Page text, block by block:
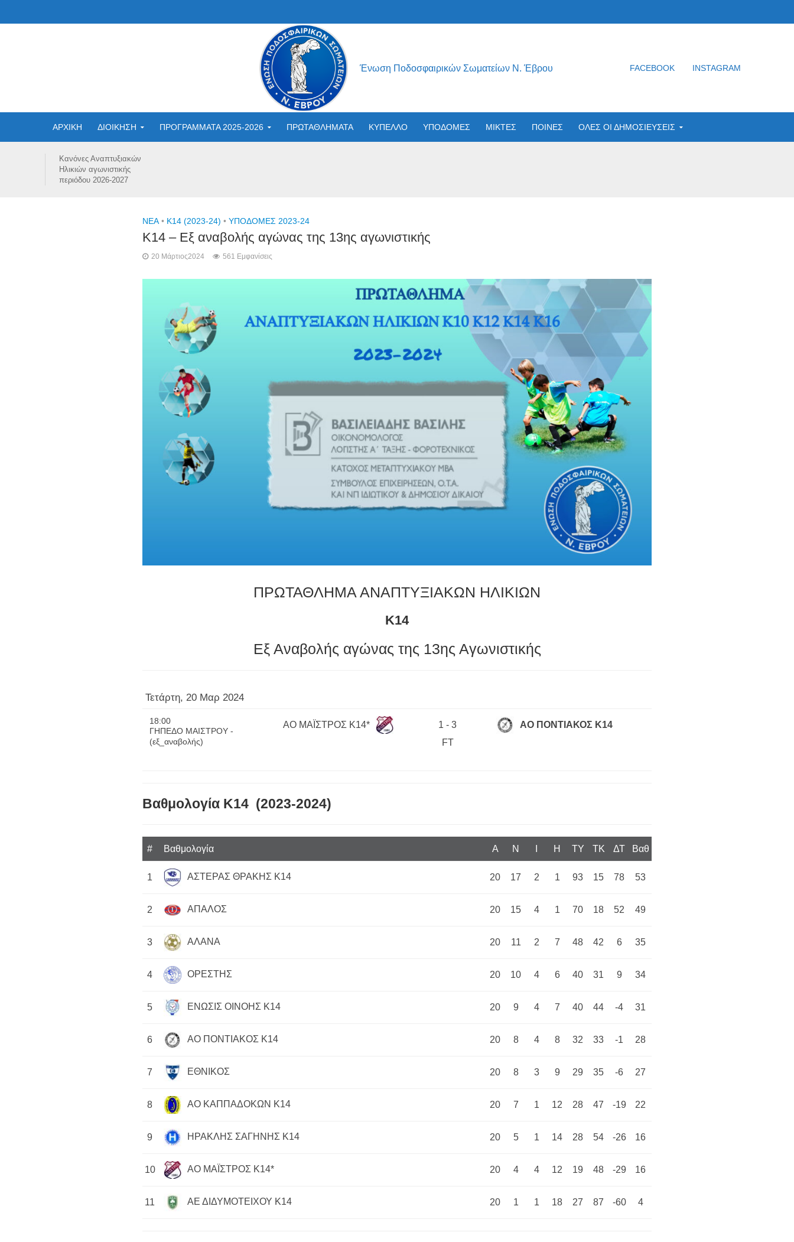
Ένωση Ποδοσφαιρικών Σωματείων Ν. Έβρου FACEBOOK INSTAGRAM
ΑΡΧΙΚΗ ΔΙΟΙΚΗΣΗ ΠΡΟΓΡΑΜΜΑΤΑ 2025-2026 ΠΡΩΤΑΘΛΗΜΑΤΑ ΚΥΠΕΛΛΟ ΥΠΟΔΟΜΕΣ ΜΙΚΤΕΣ ΠΟΙΝΕΣ ΟΛΕΣ ΟΙ ΔΗΜΟΣΙΕΥΣΕΙΣ
Κανόνες Αναπτυξιακών
Ηλικιών αγωνιστικής
περιόδου 2026-2027
NEA • Κ14 (2023-24) • ΥΠΟΔΟΜΕΣ 2023-24
Κ14 – Εξ αναβολής αγώνας της 13ης αγωνιστικής
20 Μάρτιος2024 561 Εμφανίσεις
ΠΡΩΤΑΘΛΗΜΑ ΑΝΑΠΤΥΞΙΑΚΩΝ ΗΛΙΚΙΩΝ
Κ14
Εξ Αναβολής αγώνας της 13ης Αγωνιστικής
Τετάρτη, 20 Μαρ 2024
18:00
ΓΗΠΕΔΟ ΜΑΙΣΤΡΟΥ -
(εξ_αναβολής)
ΑΟ ΜΑΪΣΤΡΟΣ Κ14* 1 -3
FT
ΑΟ ΠΟΝΤΙΑΚΟΣ Κ14
Βαθμολογία Κ14 (2023-2024)
# Βαθμολογία Α N H TY TK ΔΤ Βαθ
1 ΑΣΤΕΡΑΣ ΘΡΑΚΗΣ Κ14 20 17 2 1 93 15 78 53
2 ΑΠΑΛΟΣ 20 15 4 1 70 18 52 49
3 ΑΛΑΝΑ 20 11 2 7 48 42 6 35
4 ΟΡΕΣΤΗΣ 20 10 4 6 40 31 9 34
5 ΕΝΩΣΙΣ ΟΙΝΟΗΣ Κ14 20 9 4 7 40 44 -4 31
6 ΑΟ ΠΟΝΤΙΑΚΟΣ Κ14 20 8 4 8 32 33 -1 28
7 ΕΘΝΙΚΟΣ 20 8 3 9 29 35 -6 27
8 ΑΟ ΚΑΠΠΑΔΟΚΩΝ Κ14 20 7 1 12 28 47 -19 22
9 ΗΡΑΚΛΗΣ ΣΑΓΗΝΗΣ Κ14 20 5 1 14 28 54 -26 16
10 ΑΟ ΜΑΪΣΤΡΟΣ Κ14* 20 4 4 12 19 48 -29 16
11 ΑΕ ΔΙΔΥΜΟΤΕΙΧΟΥ Κ14 20 1 1 18 27 87 -60 4